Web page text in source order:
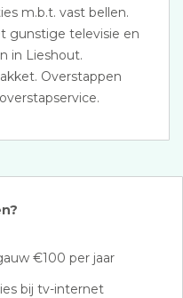
m.b.t. vast bellen.
gunstige televisie en
in Lieshout.
Overstappen
€100 per jaar
bij tv-internet